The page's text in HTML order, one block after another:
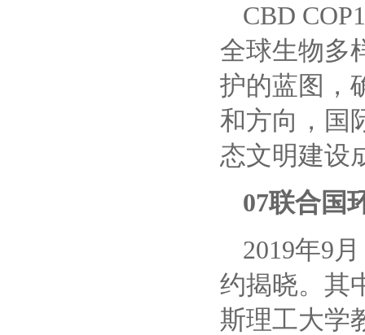
CBD
全球生物多
护的蓝图，
和方向，国
态文明建设
07联合国
2019年9
约揭晓。其
斯理工大学